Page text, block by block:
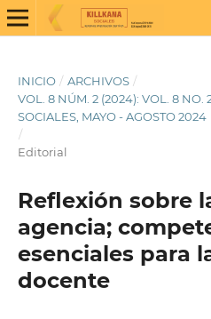
INICIO / ARCHIVOS /
VOL. 8 NÚM. 2 (2024): VOL. 8 NO.
SOCIALES, MAYO - AGOSTO 2024
/
Editorial
Reflexión sobre
agencia;
esenciales para
docente